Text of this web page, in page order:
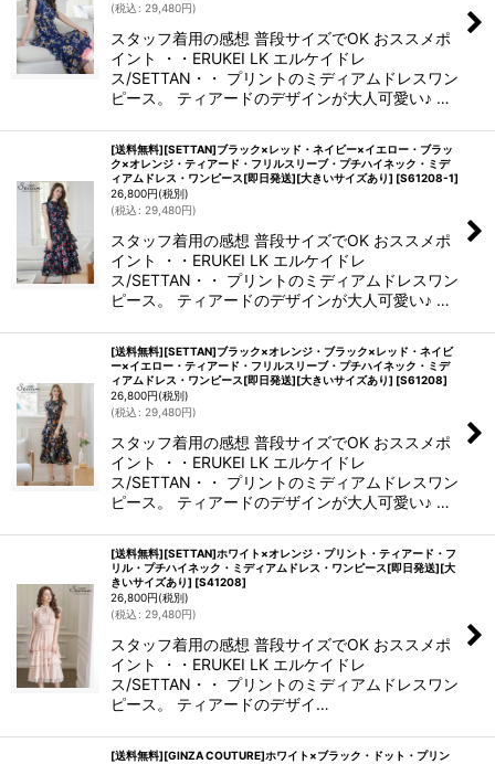
(税込 : 29,480円)
スタッフ着用の感想 普段サイズでOK おススメポ
イント ・・ERUKEI LK エルケイドレ
ス/SETTAN・・ プリントのミディアムドレスワン
ピース。 ティアードのデザインが大人可愛い♪ …
[送料無料][SETTAN]ブラック×レッド・ネイビー×イエロー・ブラッ
ク×オレンジ・ティアード・フリルスリーブ・プチハイネック・ミデ
ィアムドレス・ワンピース[即日発送][大きいサイズあり] [S61208-1]
26,800円(税別)
(税込 : 29,480円)
スタッフ着用の感想 普段サイズでOK おススメポ
イント ・・ERUKEI LK エルケイドレ
ス/SETTAN・・ プリントのミディアムドレスワン
ピース。 ティアードのデザインが大人可愛い♪ …
[送料無料][SETTAN]ブラック×オレンジ・ブラック×レッド・ネイビ
ー×イエロー・ティアード・フリルスリーブ・プチハイネック・ミデ
ィアムドレス・ワンピース[即日発送][大きいサイズあり] [S61208]
26,800円(税別)
(税込 : 29,480円)
スタッフ着用の感想 普段サイズでOK おススメポ
イント ・・ERUKEI LK エルケイドレ
ス/SETTAN・・ プリントのミディアムドレスワン
ピース。 ティアードのデザインが大人可愛い♪ …
[送料無料][SETTAN]ホワイト×オレンジ・プリント・ティアード・フ
リル・プチハイネック・ミディアムドレス・ワンピース[即日発送][大
きいサイズあり] [S41208]
26,800円(税別)
(税込 : 29,480円)
スタッフ着用の感想 普段サイズでOK おススメポ
イント ・・ERUKEI LK エルケイドレ
ス/SETTAN・・ プリントのミディアムドレスワン
ピース。 ティアードのデザイ…
[送料無料][GINZA COUTURE]ホワイト×ブラック・ドット・プリン